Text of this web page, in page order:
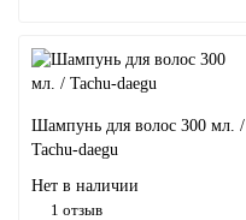
Шампунь для волос 300 мл. /
Tachu-daegu
Нет в наличии
1 отзыв